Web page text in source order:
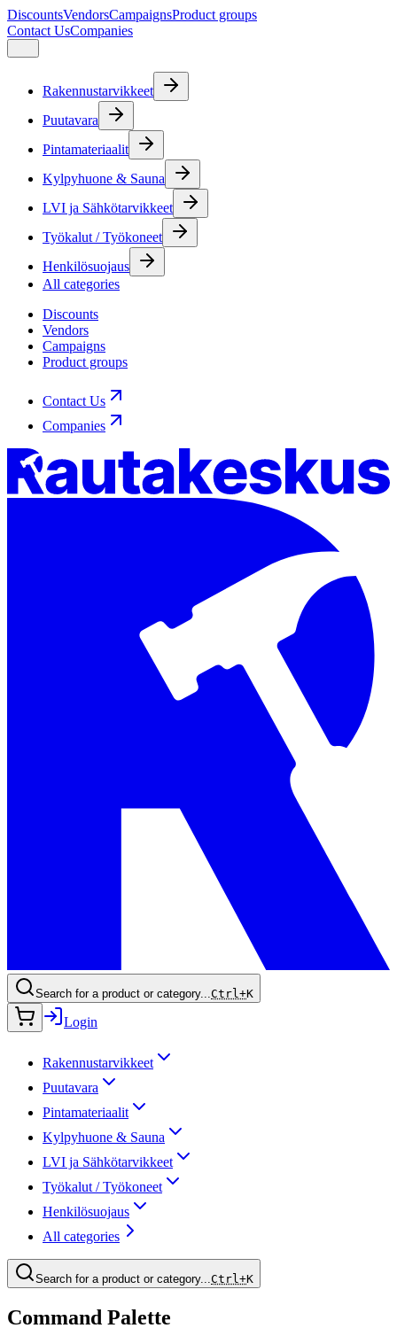
DiscountsVendorsCampaignsProduct groups
Contact UsCompanies
Rakennustarvikkeet
Puutavara
Pintamateriaalit
Kylpyhuone & Sauna
LVI ja Sähkötarvikkeet
Työkalut / Työkoneet
Henkilösuojaus
All categories
Discounts
Vendors
Campaigns
Product groups
Contact Us
Companies
Search for a product or category...Ctrl+K
Login
Rakennustarvikkeet
Puutavara
Pintamateriaalit
Kylpyhuone & Sauna
LVI ja Sähkötarvikkeet
Työkalut / Työkoneet
Henkilösuojaus
All categories
Search for a product or category...Ctrl+K
Command Palette